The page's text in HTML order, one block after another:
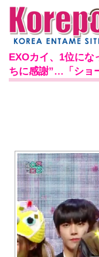
EXOカイ、1位にな
ちに感謝”…「ショ